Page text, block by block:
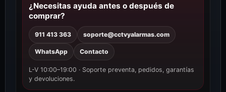
¿Necesitas ayuda antes o después de
comprar?
911 413 363 soporte@cctvyalarmas.com
WhatsApp Contacto
L-V 10:00–19:00 · Soporte preventa, pedidos, garantías
y devoluciones.